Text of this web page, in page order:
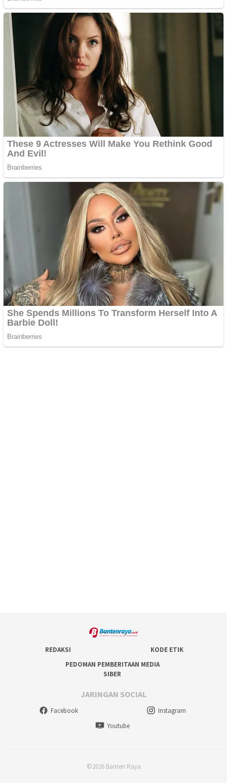
REDAKSI
KODE ETIK
PEDOMAN PEMBERITAAN MEDIA
SIBER
JARINGAN SOCIAL
Facebook
Instagram
Youtube
©2026 Banten Raya